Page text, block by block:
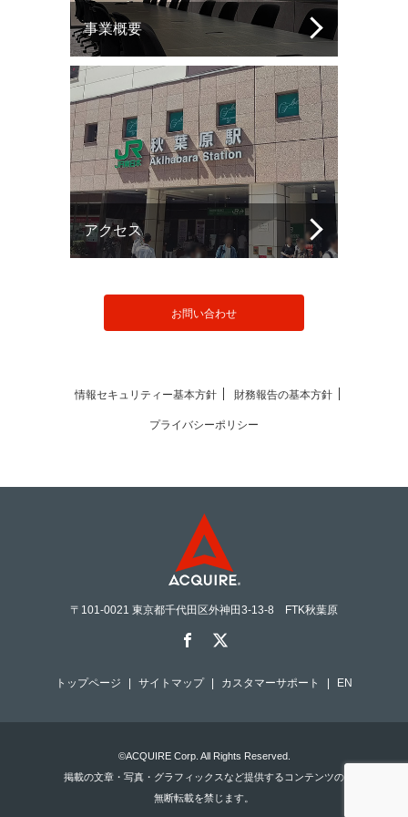
事業概要
アクセス
お問い合わせ
情報セキュリティー基本方針 財務報告の基本方針
プライバシーポリシー
〒101-0021 東京都千代田区外神田3-13-8 FTK秋葉原
トップページ サイトマップ カスタマーサポート EN
©ACQUIRE Corp. All Rights Reserved.
掲載の文章・写真・グラフィックスなど提供するコンテンツの
無断転載を禁じます。